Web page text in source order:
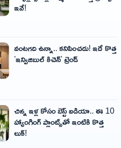
ఇవే!
వంటగది ఉన్నా.. కనిపించదు! ఇదే కొత్త
'ఇన్విజిబుల్ కిచెన్' ట్రెండ్
చిన్న ఇళ్ల కోసం బెస్ట్ ఐడియా.. ఈ 10
హ్యాంగింగ్ ప్లాంట్స్‌తో ఇంటికి కొత్త
లుక్!